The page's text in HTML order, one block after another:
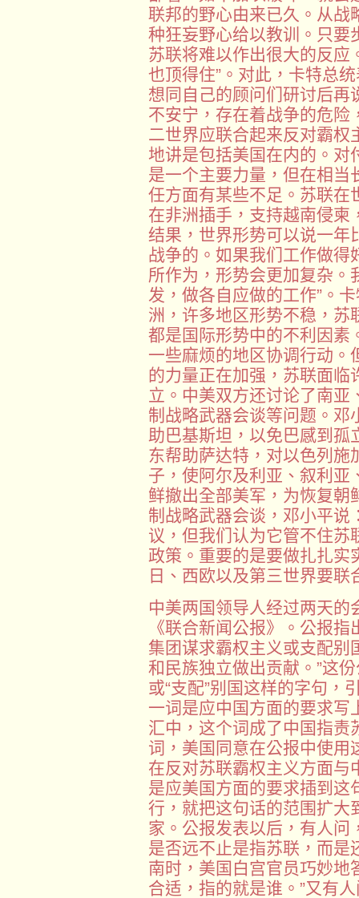
联邦的野心由来已久。从战
种狂妄野心给以教训。只要
苏联将难以作出很大的反应
也顶得住”。对此，卡特总
想同自己的顾问们研讨后再
不安宁，存在着战争的危险
二世界应联合起来反对霸权
地讲是包括美国在内的。对
是一个主要力量，但在相当
任方面有某些不足。苏联在
在非洲插手，支持越南侵柬
结果，世界形势可以说一年
战争的。如果我们工作做得
所作为，形势会更加复杂。
发，做各自应做的工作”。
洲，许多地区形势不稳，苏
都是国际形势中的不利因素
一些麻烦的地区协调行动。
的力量正在加强，苏联面临
立。中美双方还讨论了南亚
制战略武器会谈等问题。邓
助巴基斯坦，以免巴感到孤
东帮助萨达特，对以色列施
子，使阿尔及利亚、叙利亚
鲜撤出全部美军，为恢复朝
制战略武器会谈，邓小平说
议，但我们认为它管不住苏
政策。重要的是要做扎扎实
日、西欧以及第三世界要联
中美两国领导人经过两天
《联合新闻公报》。公报
集团谋求霸权主义或支配别
和民族独立做出贡献。”这
或“支配”别国这样的字句，
一词是应中国方面的要求写
汇中，这个词成了中国指责
词，美国同意在公报中使用
在反对苏联霸权主义方面与
是应美国方面的要求插到这
行，就把这句话的范围扩大
家。公报发表以后，有人
是否远不止是指苏联，而是
南时，美国白宫官员巧妙地
合适，指的就是谁。”又有